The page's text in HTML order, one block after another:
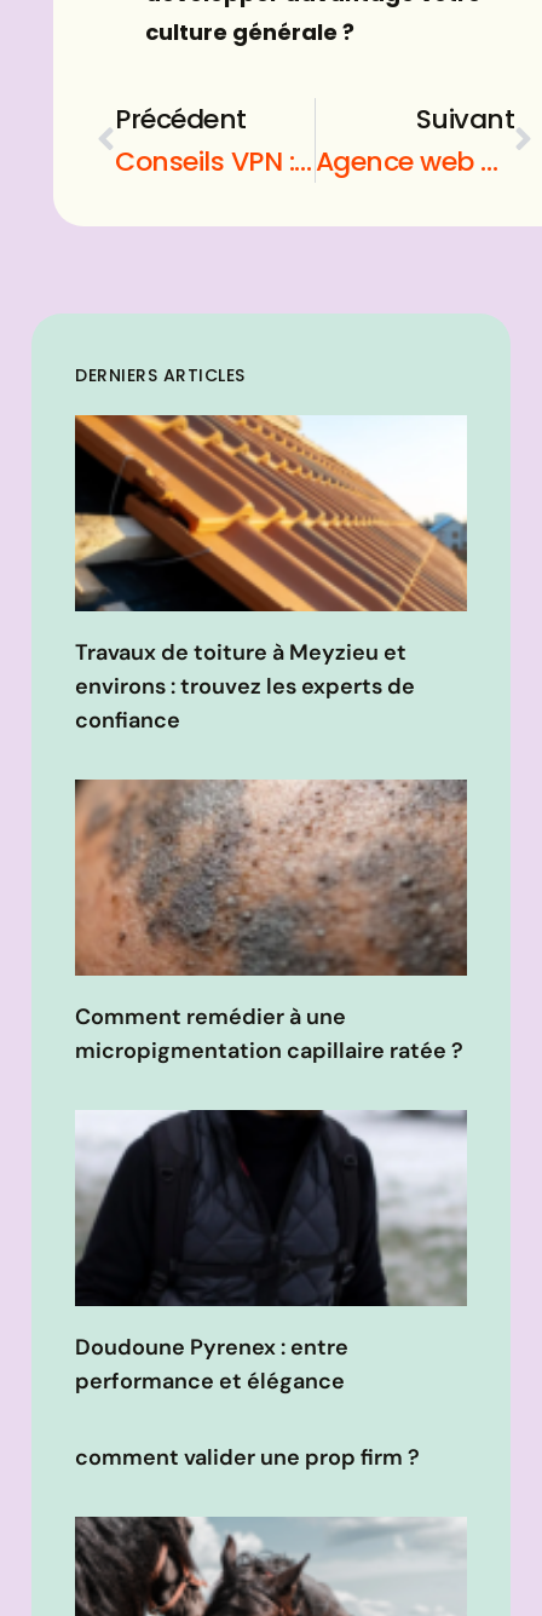
culture générale ?
Précédent
Conseils VPN : quels sont les précieux critères de sélection ?
Suivant
Agence web à Paris : quels sont ses services ?
DERNIERS ARTICLES
Travaux de toiture à Meyzieu et
environs : trouvez les experts de
confiance
Comment remédier à une
micropigmentation capillaire ratée ?
Doudoune Pyrenex : entre
performance et élégance
comment valider une prop firm ?